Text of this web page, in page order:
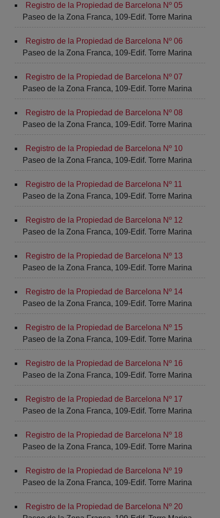
Registro de la Propiedad de Barcelona Nº 05
Paseo de la Zona Franca, 109-Edif. Torre Marina
Registro de la Propiedad de Barcelona Nº 06
Paseo de la Zona Franca, 109-Edif. Torre Marina
Registro de la Propiedad de Barcelona Nº 07
Paseo de la Zona Franca, 109-Edif. Torre Marina
Registro de la Propiedad de Barcelona Nº 08
Paseo de la Zona Franca, 109-Edif. Torre Marina
Registro de la Propiedad de Barcelona Nº 10
Paseo de la Zona Franca, 109-Edif. Torre Marina
Registro de la Propiedad de Barcelona Nº 11
Paseo de la Zona Franca, 109-Edif. Torre Marina
Registro de la Propiedad de Barcelona Nº 12
Paseo de la Zona Franca, 109-Edif. Torre Marina
Registro de la Propiedad de Barcelona Nº 13
Paseo de la Zona Franca, 109-Edif. Torre Marina
Registro de la Propiedad de Barcelona Nº 14
Paseo de la Zona Franca, 109-Edif. Torre Marina
Registro de la Propiedad de Barcelona Nº 15
Paseo de la Zona Franca, 109-Edif. Torre Marina
Registro de la Propiedad de Barcelona Nº 16
Paseo de la Zona Franca, 109-Edif. Torre Marina
Registro de la Propiedad de Barcelona Nº 17
Paseo de la Zona Franca, 109-Edif. Torre Marina
Registro de la Propiedad de Barcelona Nº 18
Paseo de la Zona Franca, 109-Edif. Torre Marina
Registro de la Propiedad de Barcelona Nº 19
Paseo de la Zona Franca, 109-Edif. Torre Marina
Registro de la Propiedad de Barcelona Nº 20